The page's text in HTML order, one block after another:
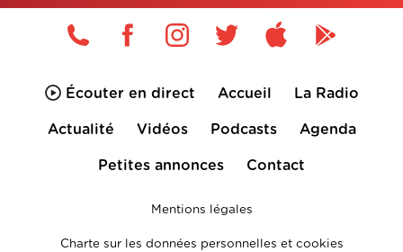
Écouter en direct Accueil La Radio
Actualité Vidéos Podcasts Agenda
Petites annonces Contact
Mentions légales
Charte sur les données personnelles et cookies